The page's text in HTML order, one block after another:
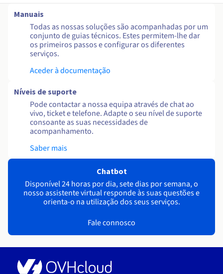
Manuais
Todas as nossas soluções são acompanhadas por um
conjunto de guias técnicos. Estes permitem-lhe dar
os primeiros passos e configurar os diferentes
serviços.
Aceder à documentação
Níveis de suporte
Pode contactar a nossa equipa através de chat ao
vivo, ticket e telefone. Adapte o seu nível de suporte
consoante as suas necessidades de
acompanhamento.
Saber mais
Chatbot
Disponível 24 horas por dia, sete dias por semana, o
nosso assistente virtual responde às suas questões e
orienta-o na utilização dos seus serviços.
Fale connosco